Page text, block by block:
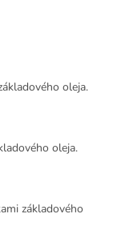
oleja.
oleja.
základového